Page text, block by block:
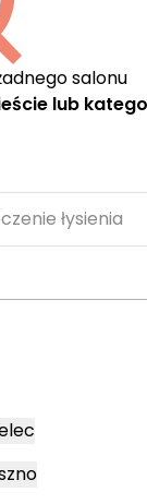
salonu
lub
łysienia